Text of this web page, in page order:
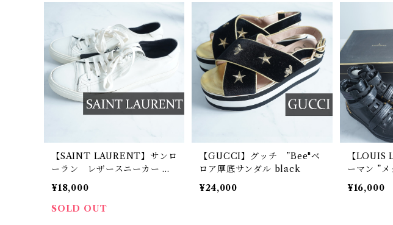
【SAINT LAURENT】サンロ
ーラン レザースニーカー wh
ite
¥18,000
SOLD OUT
【GUCCI】グッチ ”Bee"ベ
ロア厚底サンダル black
¥24,000
【LOUIS
ーマン ”メ
ルド金具デ
レザース
¥16,000